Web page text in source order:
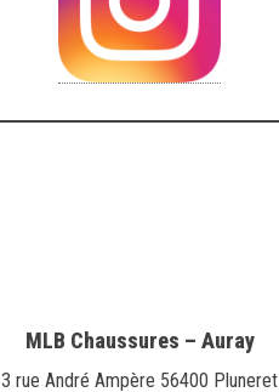
MLB Chaussures – Auray
3 rue André Ampère 56400 Pluneret